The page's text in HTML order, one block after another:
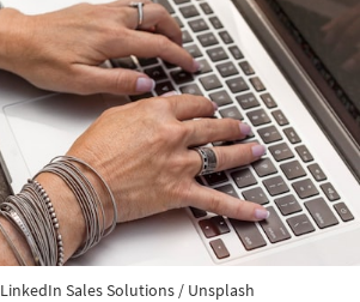
LinkedIn Sales Solutions/ Unsplash